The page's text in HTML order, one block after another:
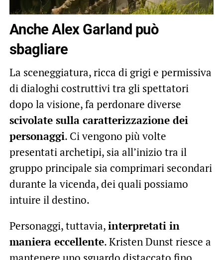
Anche Alex Garland può
sbagliare
La sceneggiatura, ricca di grigi e permissiva
di dialoghi costruttivi tra gli spettatori
dopo la visione, fa perdonare diverse
scivolate sulla caratterizzazione dei
personaggi. Ci vengono più volte
presentati archetipi, sia all’inizio tra il
gruppo principale sia comprimari secondari
durante la vicenda, dei quali possiamo
intuire il destino.
Personaggi, tuttavia,interpretati in
maniera eccellente. Kristen Dunst riesce a